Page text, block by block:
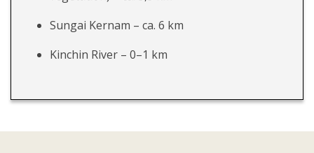
Sungai Kernam – ca. 6 km
Kinchin River – 0–1 km